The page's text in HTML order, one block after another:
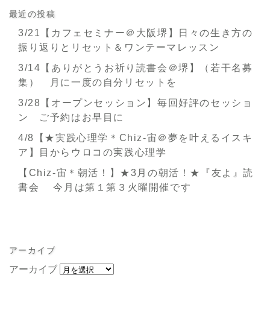
最近の投稿
3/21【カフェセミナー＠大阪堺】日々の生き方の
振り返りとリセット＆ワンテーマレッスン
3/14【ありがとうお祈り読書会＠堺】（若干名募
集） 月に一度の自分リセットを
3/28【オープンセッション】毎回好評のセッショ
ン ご予約はお早目に
4/8【★実践心理学＊Chiz-宙＠夢を叶えるイスキ
ア】目からウロコの実践心理学
【Chiz-宙＊朝活！】★3月の朝活！★『友よ』読
書会 今月は第１第３火曜開催です
アーカイブ
アーカイブ